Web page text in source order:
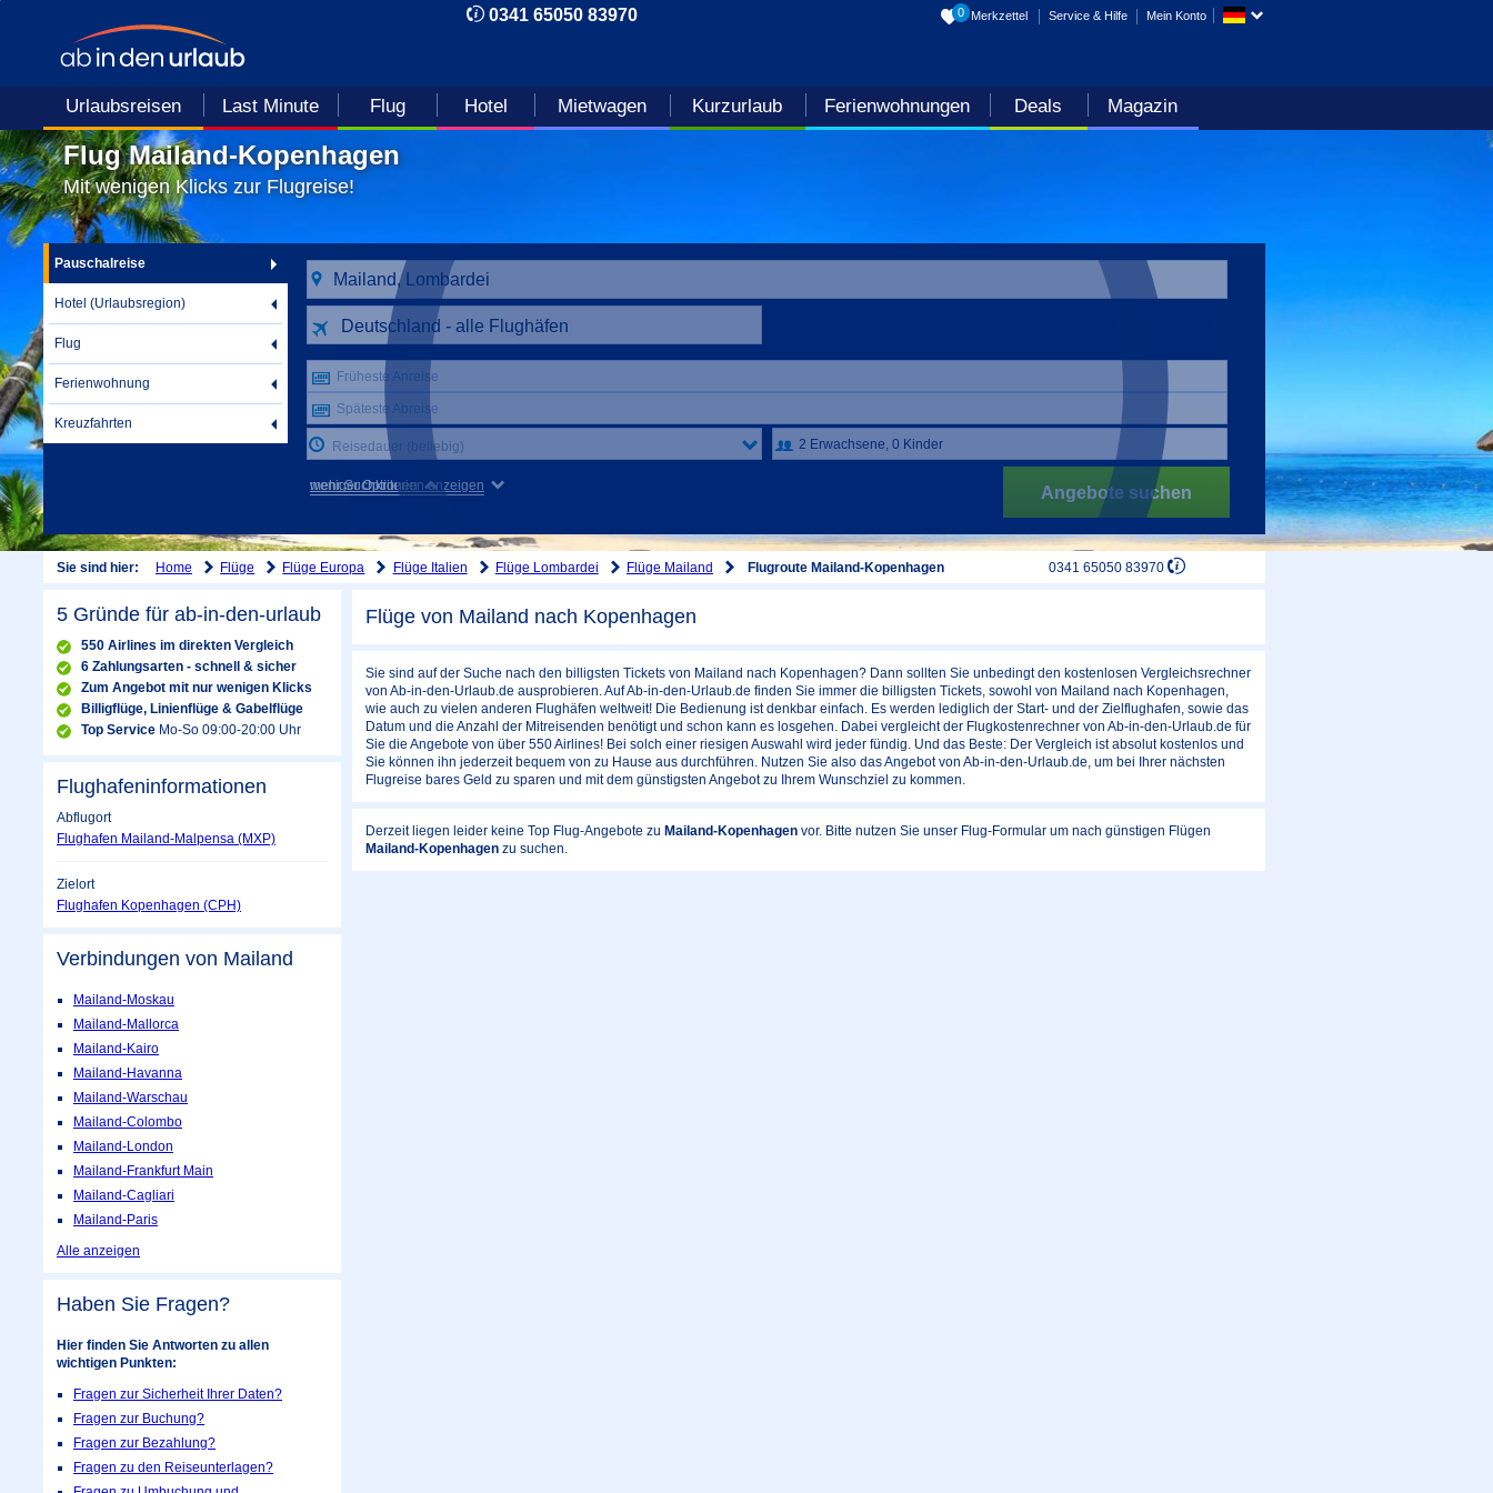
0341 65050 83970
Urlaubsreisen Last Minute Flug Hotel Mietwagen Kurzurlaub Ferienwohnungen Deals Magazin
0 Merkzettel Service & Hilfe Mein Konto
Flug Mailand-Kopenhagen
Mit wenigen Klicks zur Flugreise!
Pauschalreise
Hotel (Urlaubsregion)
Flug
Ferienwohnung
Kreuzfahrten
Deutschland - alle Flughäfen
Früheste Anreise
Späteste Abreise
Reisedauer (beliebig)
mehr Suchkriterien anzeigen
weniger Optionen Angebote suchen
Sie sind hier: Home Flüge Flüge Europa Flüge Italien Flüge Lombardei Flüge Mailand Flugroute Mailand-Kopenhagen 0341 65050 83970
Flüge von Mailand nach Kopenhagen
Sie sind auf der Suche nach den billigsten Tickets von Mailand nach Kopenhagen? Dann sollten Sie unbedingt den kostenlosen Vergleichsrechner
von Ab-in-den-Urlaub.de ausprobieren. Auf Ab-in-den-Urlaub.de finden Sie immer die billigsten Tickets, sowohl von Mailand nach Kopenhagen,
wie auch zu vielen anderen Flughäfen weltweit! Die Bedienung ist denkbar einfach. Es werden lediglich der Start- und der Zielflughafen, sowie das
Datum und die Anzahl der Mitreisenden benötigt und schon kann es losgehen. Dabei vergleicht der Flugkostenrechner von Ab-in-den-Urlaub.de für
Sie die Angebote von über 550 Airlines! Bei solch einer riesigen Auswahl wird jeder fündig. Und das Beste: Der Vergleich ist absolut kostenlos und
Sie können ihn jederzeit bequem von zu Hause aus durchführen. Nutzen Sie also das Angebot von Ab-in-den-Urlaub.de, um bei Ihrer nächsten
Flugreise bares Geld zu sparen und mit dem günstigsten Angebot zu Ihrem Wunschziel zu kommen.
Derzeit liegen leider keine Top Flug-Angebote zu Mailand-Kopenhagen vor. Bitte nutzen Sie unser Flug-Formular um nach günstigen Flügen
Mailand-Kopenhagen zu suchen.
5 Gründe für ab-in-den-urlaub
550 Airlines im direkten Vergleich
6 Zahlungsarten - schnell & sicher
Zum Angebot mit nur wenigen Klicks
Billigflüge, Linienflüge & Gabelflüge
Top Service Mo-So 09:00-20:00 Uhr
Flughafeninformationen
Abflugort
Flughafen Mailand-Malpensa (MXP)
Zielort
Flughafen Kopenhagen (CPH)
Verbindungen von Mailand
Mailand-Moskau
Mailand-Mallorca
Mailand-Kairo
Mailand-Havanna
Mailand-Warschau
Mailand-Colombo
Mailand-London
Mailand-Frankfurt Main
Mailand-Cagliari
Mailand-Paris
Alle anzeigen
Haben Sie Fragen?
Hier finden Sie Antworten zu allen
wichtigen Punkten:
Fragen zur Sicherheit Ihrer Daten?
Fragen zur Buchung?
Fragen zur Bezahlung?
Fragen zu den Reiseunterlagen?